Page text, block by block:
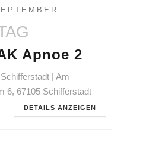
Apnoe 2
| Am
6, 67105 Schifferstadt
DETAILS ANZEIGEN